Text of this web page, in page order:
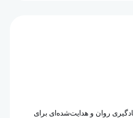
روان و هدایت‌شده‌ای برای